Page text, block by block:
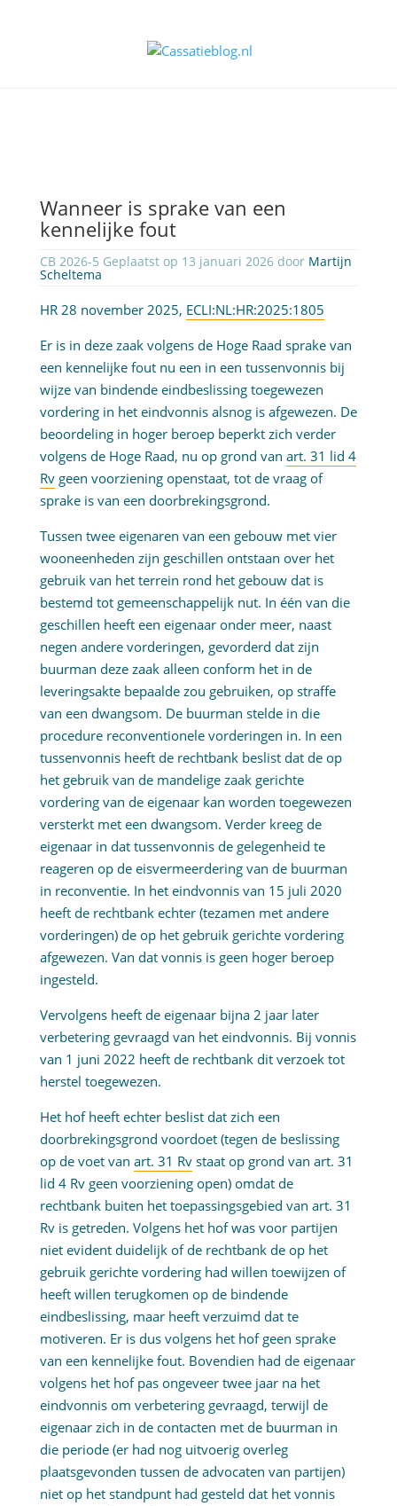
Wanneer is sprake van een
kennelijke fout
CB 2026-5 Geplaatst op 13 januari 2026 door Martijn
Scheltema
HR 28 november 2025, ECLI:NL:HR:2025:1805
Er is in deze zaak volgens de Hoge Raad sprake van
een kennelijke fout nu een in een tussenvonnis bij
wijze van bindende eindbeslissing toegewezen
vordering in het eindvonnis alsnog is afgewezen. De
beoordeling in hoger beroep beperkt zich verder
volgens de Hoge Raad, nu op grond van art. 31 lid 4
Rvgeen voorziening openstaat, tot de vraag of
sprake is van een doorbrekingsgrond.
Tussen twee eigenaren van een gebouw met vier
wooneenheden zijn geschillen ontstaan over het
gebruik van het terrein rond het gebouw dat is
bestemd tot gemeenschappelijk nut. In één van die
geschillen heeft een eigenaar onder meer, naast
negen andere vorderingen, gevorderd dat zijn
buurman deze zaak alleen conform het in de
leveringsakte bepaalde zou gebruiken, op straffe
van een dwangsom. De buurman stelde in die
procedure reconventionele vorderingen in. In een
tussenvonnis heeft de rechtbank beslist dat de op
het gebruik van de mandelige zaak gerichte
vordering van de eigenaar kan worden toegewezen
versterkt met een dwangsom. Verder kreeg de
eigenaar in dat tussenvonnis de gelegenheid te
reageren op de eisvermeerdering van de buurman
in reconventie. In het eindvonnis van 15 juli 2020
heeft de rechtbank echter (tezamen met andere
vorderingen) de op het gebruik gerichte vordering
afgewezen. Van dat vonnis is geen hoger beroep
ingesteld.
Vervolgens heeft de eigenaar bijna 2 jaar later
verbetering gevraagd van het eindvonnis. Bij vonnis
van 1 juni 2022 heeft de rechtbank dit verzoek tot
herstel toegewezen.
Het hof heeft echter beslist dat zich een
doorbrekingsgrond voordoet (tegen de beslissing
op de voet van art. 31 Rvstaat op grond van art. 31
lid 4 Rv geen voorziening open) omdat de
rechtbank buiten het toepassingsgebied van art. 31
Rv is getreden. Volgens het hof was voor partijen
niet evident duidelijk of de rechtbank de op het
gebruik gerichte vordering had willen toewijzen of
heeft willen terugkomen op de bindende
eindbeslissing, maar heeft verzuimd dat te
motiveren. Er is dus volgens het hof geen sprake
van een kennelijke fout. Bovendien had de eigenaar
volgens het hof pas ongeveer twee jaar na het
eindvonnis om verbetering gevraagd, terwijl de
eigenaar zich in de contacten met de buurman in
die periode (er had nog uitvoerig overleg
plaatsgevonden tussen de advocaten van partijen)
niet op het standpunt had gesteld dat het vonnis